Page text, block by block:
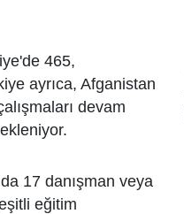
465,
ayrıca, Afganistan
devam
17 danışman veya
eğitim